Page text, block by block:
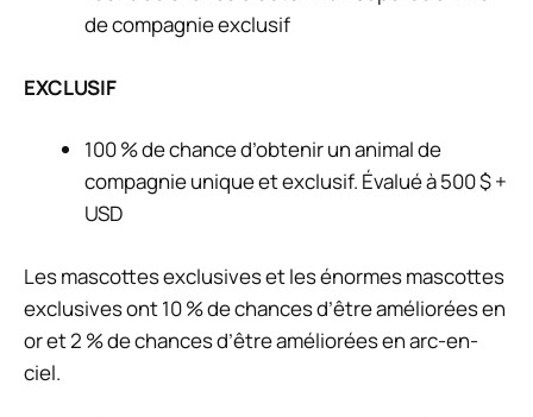
de compagnie exclusif
EXCLUSIF
100 % de chance d’obtenir un animal de
compagnie unique et exclusif. Évalué à 500 $ +
USD
Les mascottes exclusives et les énormes mascottes
exclusives ont 10 % de chances d’être améliorées en
or et 2 % de chances d’être améliorées en arc-en-
ciel.